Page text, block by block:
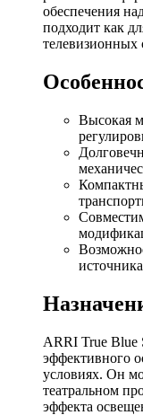
обеспечения
подходит как
телевизионных
Высокая
ARRI True Blue
эффективного
условиях. Он
театральном
эффекта